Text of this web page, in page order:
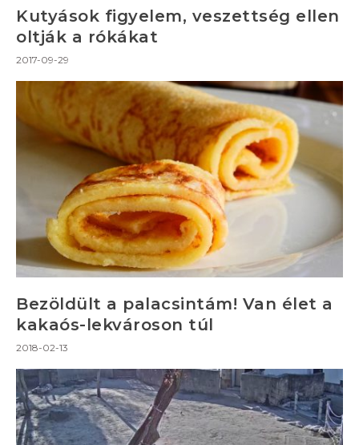
Kutyások figyelem, veszettség ellen
oltják a rókákat
2017-09-29
Bezöldült a palacsintám! Van élet a
kakaós-lekvároson túl
2018-02-13